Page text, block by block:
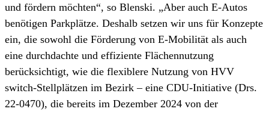
und fördern möchten“, so Blenski. „Aber auch E-Autos
benötigen Parkplätze. Deshalb setzen wir uns für Konzepte
ein, die sowohl die Förderung von E-Mobilität als auch
eine durchdachte und effiziente Flächennutzung
berücksichtigt, wie die flexiblere Nutzung von HVV
switch-Stellplätzen im Bezirk – eine CDU-Initiative (Drs.
22-0470), die bereits im Dezember 2024 von der